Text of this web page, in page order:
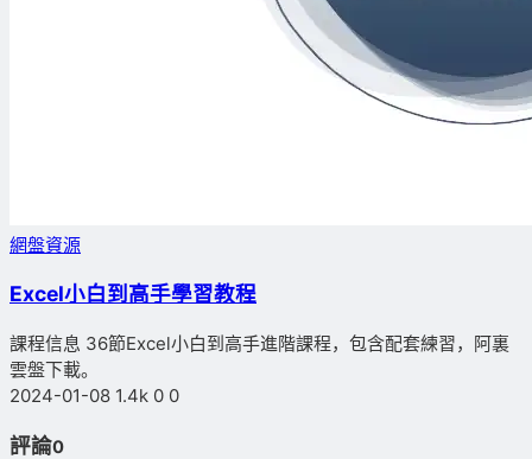
網盤資源
Excel小白到高手學習教程
課程信息 36節Excel小白到高手進階課程，包含配套練習，阿裏
雲盤下載。
2024-01-08 1.4k 0 0
評論0